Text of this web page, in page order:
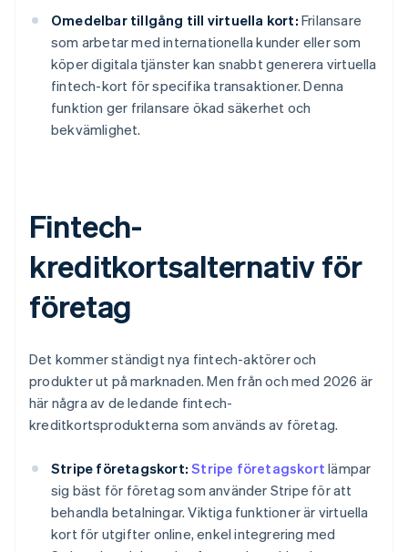
Omedelbar tillgång till virtuella kort: Frilansare
som arbetar med internationella kunder eller som
köper digitala tjänster kan snabbt generera virtuella
fintech-kort för specifika transaktioner. Denna
funktion ger frilansare ökad säkerhet och
bekvämlighet.
Fintech-
kreditkortsalternativ för
företag
Det kommer ständigt nya fintech-aktörer och
produkter ut på marknaden. Men från och med 2026 är
här några av de ledande fintech-
kreditkortsprodukterna som används av företag.
Stripe företagskort: Stripe företagskort lämpar
sig bäst för företag som använder Stripe för att
behandla betalningar. Viktiga funktioner är virtuella
kort för utgifter online, enkel integrering med